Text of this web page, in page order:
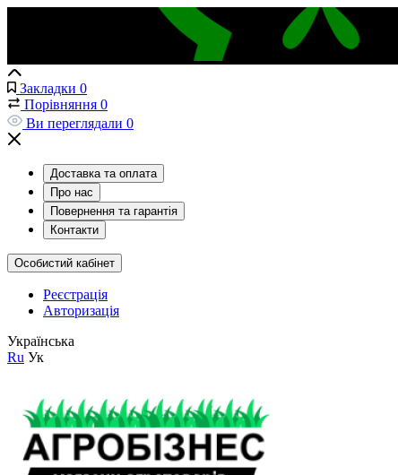
Закладки 0
Порівняння 0
Ви переглядали 0
Доставка та оплата
Про нас
Повернення та гарантія
Контакти
Особистий кабінет
Реєстрація
Авторизація
Українська
Ru Ук